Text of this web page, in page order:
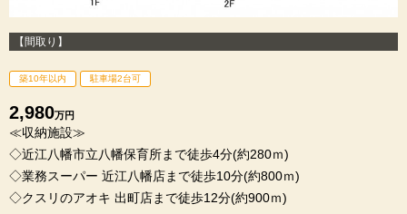
【間取り】
築10年以内 駐車場2台可
2,980万円
≪収納施設≫
◇近江八幡市立八幡保育所まで徒歩4分(約280ｍ)
◇業務スーパー 近江八幡店まで徒歩10分(約800ｍ)
◇クスリのアオキ 出町店まで徒歩12分(約900ｍ)